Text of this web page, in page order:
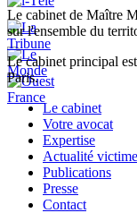
Le cabinet de Maître
sur l'ensemble du
Le cabinet principal
Paris.
Le cabinet
Votre avocat
Expertise
Actualité
Publications
Presse
Contact